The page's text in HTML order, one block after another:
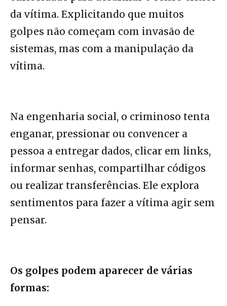
da vítima. Explicitando que muitos
golpes não começam com invasão de
sistemas, mas com a manipulação da
vítima.
Na engenharia social, o criminoso tenta
enganar, pressionar ou convencer a
pessoa a entregar dados, clicar em links,
informar senhas, compartilhar códigos
ou realizar transferências. Ele explora
sentimentos para fazer a vítima agir sem
pensar.
Os golpes podem aparecer de várias
formas: